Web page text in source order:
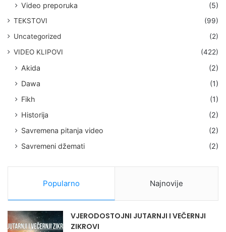
Video preporuka
(5)
TEKSTOVI
(99)
Uncategorized
(2)
VIDEO KLIPOVI
(422)
Akida
(2)
Dawa
(1)
Fikh
(1)
Historija
(2)
Savremena pitanja video
(2)
Savremeni džemati
(2)
Popularno Najnovije
VJERODOSTOJNI JUTARNJI I VEČERNJI
ZIKROVI